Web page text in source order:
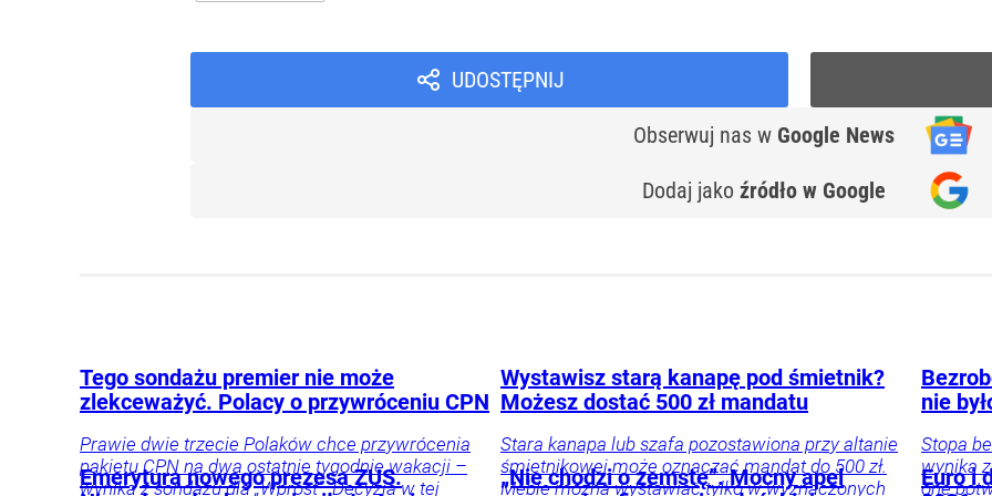
UDOSTĘPNIJ
Obserwuj nas w Google News
Dodaj jako źródło w Google
Tego sondażu premier nie może
zlekceważyć. Polacy o przywróceniu CPN
Prawie dwie trzecie Polaków chce przywrócenia
pakietu CPN na dwa ostatnie tygodnie wakacji –
wynika z sondażu dla „Wprost”. Decyzja w tej
Wystawisz starą kanapę pod śmietnik?
Możesz dostać 500 zł mandatu
Stara kanapa lub szafa pozostawiona przy altanie
śmietnikowej może oznaczać mandat do 500 zł.
Meble można wystawiać tylko w wyznaczonych
nie
Stopa
wynika
one
Emerytura nowego prezesa ZUS.
„Nie chodzi o zemstę”. Mocny apel
Euro i